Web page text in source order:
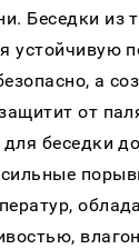
Беседки из
устойчивую
а
от
для беседки